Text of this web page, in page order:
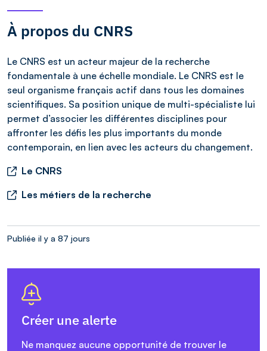
À propos du CNRS
Le CNRS est un acteur majeur de la recherche
fondamentale à une échelle mondiale. Le CNRS est le
seul organisme français actif dans tous les domaines
scientifiques. Sa position unique de multi-spécialiste lui
permet d’associer les différentes disciplines pour
affronter les défis les plus importants du monde
contemporain, en lien avec les acteurs du changement.
Le CNRS
Les métiers de la recherche
Publiée il y a 87 jours
Créer une alerte
Ne manquez aucune opportunité de trouver le